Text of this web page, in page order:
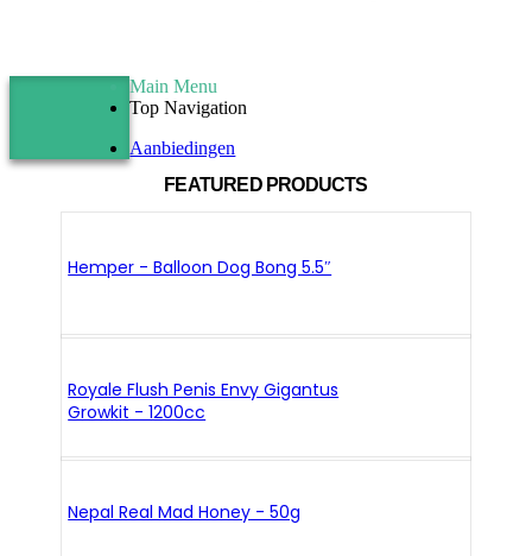
FEATURED PRODUCTS
Hemper - Balloon Dog Bong 5.5″
Royale Flush Penis Envy Gigantus
Growkit - 1200cc
Nepal Real Mad Honey - 50g
Main Menu
Top Navigation
Aanbiedingen